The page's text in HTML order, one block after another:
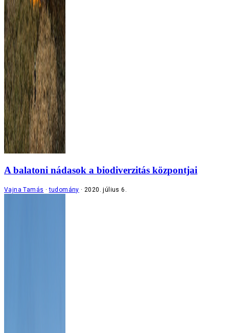
A balatoni nádasok a biodiverzitás központjai
Vajna Tamás tudomány 2020. július 6.